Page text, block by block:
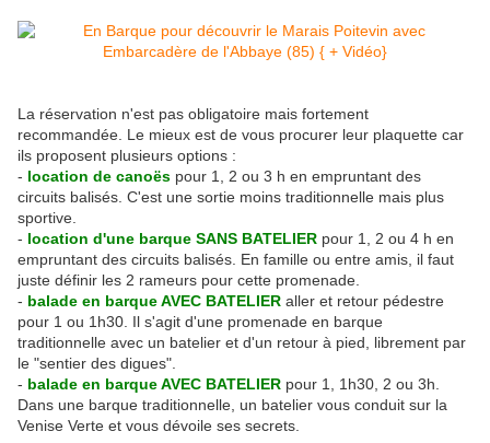
La réservation n'est pas obligatoire mais fortement
recommandée. Le mieux est de vous procurer leur plaquette car
ils proposent plusieurs options :
- location de canoës pour 1, 2 ou 3 h en empruntant des
circuits balisés. C'est une sortie moins traditionnelle mais plus
sportive.
- location d'une barque SANS BATELIER pour 1, 2 ou 4 h en
empruntant des circuits balisés. En famille ou entre amis, il faut
juste définir les 2 rameurs pour cette promenade.
- balade en barque AVEC BATELIER aller et retour pédestre
pour 1 ou 1h30. Il s'agit d'une promenade en barque
traditionnelle avec un batelier et d'un retour à pied, librement par
le "sentier des digues".
- balade en barque AVEC BATELIER pour 1, 1h30, 2 ou 3h.
Dans une barque traditionnelle, un batelier vous conduit sur la
Venise Verte et vous dévoile ses secrets.